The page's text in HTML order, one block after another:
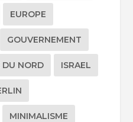
EUROPE
GOUVERNEMENT
DU NORD ISRAEL
MINIMALISME